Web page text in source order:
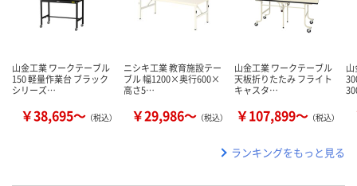
山金工業 ワークテーブル
150 軽量作業台 ブラック
シリーズ…
￥38,695～ （税込）
ニシキ工業 教育施設テー
ブル 幅1200×奥行600×
高さ5…
￥29,986～ （税込）
山金工業 ワークテーブル
天板折りたたみ フライト
キャスタ…
￥107,899～ （税込）
ランキングをもっと見る